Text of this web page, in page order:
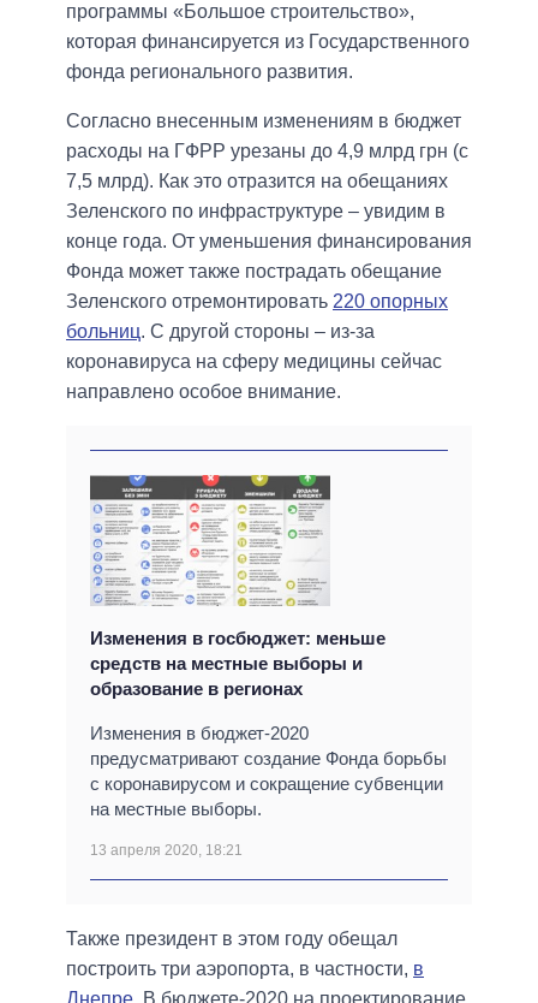
программы «Большое строительство»,
которая финансируется из Государственного
фонда регионального развития.
Согласно внесенным изменениям в бюджет
расходы на ГФРР урезаны до 4,9 млрд грн (с
7,5 млрд). Как это отразится на обещаниях
Зеленского по инфраструктуре – увидим в
конце года. От уменьшения финансирования
Фонда может также пострадать обещание
Зеленского отремонтировать 220 опорных
больниц. С другой стороны – из-за
коронавируса на сферу медицины сейчас
направлено особое внимание.
Изменения в госбюджет: меньше
средств на местные выборы и
образование в регионах
Изменения в бюджет-2020
предусматривают создание Фонда борьбы
с коронавирусом и сокращение субвенции
на местные выборы.
13 апреля 2020, 18:21
Также президент в этом году обещал
построить три аэропорта, в частности, в
Днепре . В бюджете-2020 на проектирование